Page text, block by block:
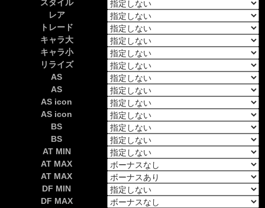
スタイル
レア
トレード
キャラ大
キャラ小
リライズ
AS
AS
AS icon
AS icon
BS
BS
AT MIN
AT MAX
AT MAX
DF MIN
DF MAX